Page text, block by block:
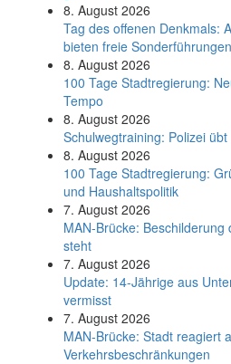
8. August 2026
Tag des offenen Denkmals:
bieten freie Sonderführungen
8. August 2026
100 Tage Stadtregierung:
Tempo
8. August 2026
Schul­weg­trai­ning: Poli­zei
8. August 2026
100 Tage Stadtregierung:
und Haushaltspolitik
7. August 2026
MAN-Brücke: Beschilderung
steht
7. August 2026
Update: 14-Jährige aus
vermisst
7. August 2026
MAN-Brücke: Stadt reagiert
Verkehrsbeschränkungen